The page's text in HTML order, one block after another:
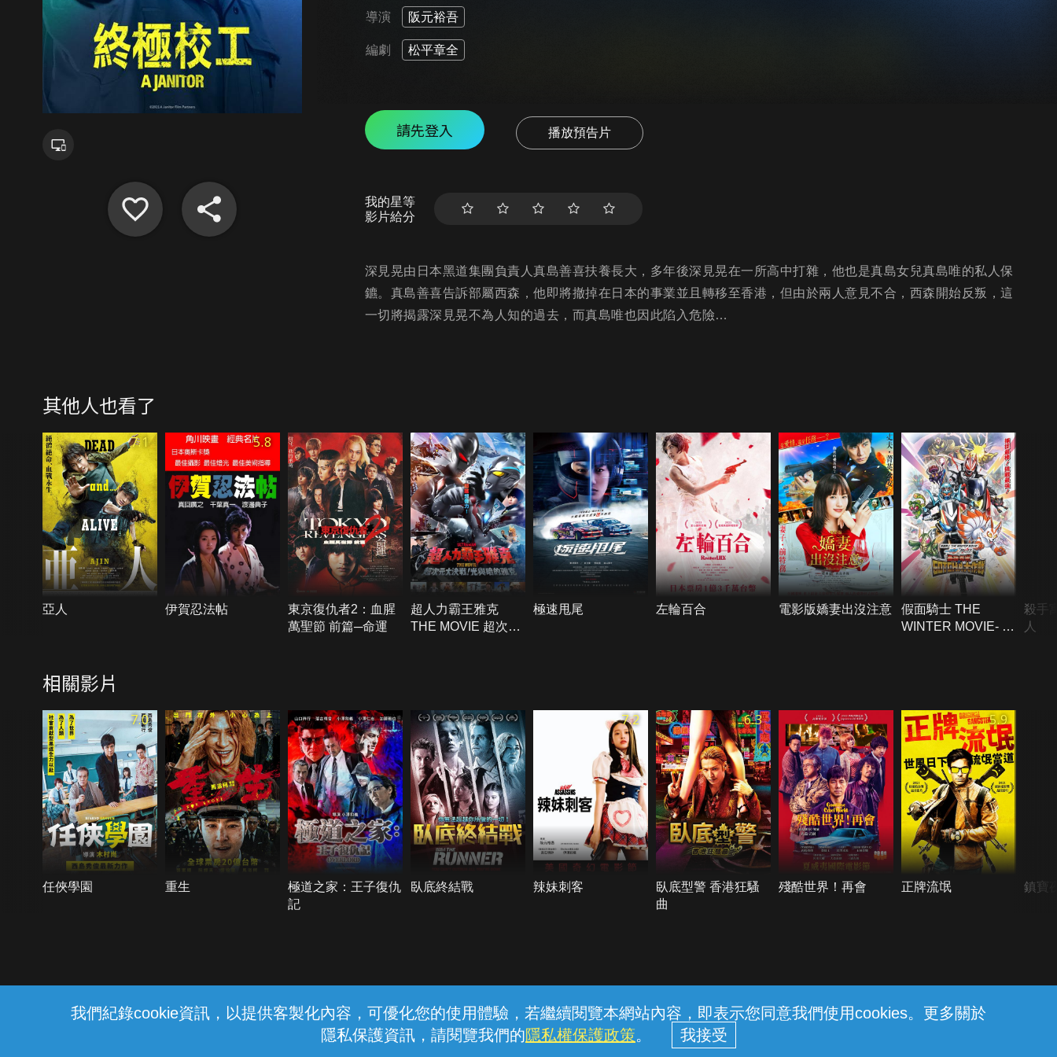
我們紀錄cookie資訊，以提供客製化內容，可優化您的使用體驗，若繼續閱覽本網站內容，即表示您同意我們使用cookies。更多關於
隱私保護資訊，請閱覽我們的隱私權保護政策。
導演 阪元裕吾
編劇 松平章全
請先登入 播放預告片
我的星等
影片給分
深見晃由日本黑道集團負責人真島善喜扶養長大，多年後深見晃在一所高中打雜，他也是真島女兒真島唯的私人保
鑣。真島善喜告訴部屬西森，他即將撤掉在日本的事業並且轉移至香港，但由於兩人意見不合，西森開始反叛，這
一切將揭露深見晃不為人知的過去，而真島唯也因此陷入危險…
其他人也看了
7.1
亞人
5.8
伊賀忍法帖
東京復仇者2：血腥
萬聖節 前篇─命運
超人力霸王雅克
THE MOVIE 超次元
極速甩尾 左輪百合 電影版嬌妻出沒注意
假面騎士 THE
WINTER MOVIE- 葛
殺手
人
相關影片
7.0
任俠學園 重生
極道之家：王子復仇
記
臥底終結戰
7.2
辣妹刺客
6.3
臥底型警 香港狂騷
曲
殘酷世界！再會
5.9
正牌流氓 鎮寶
線上客服 服務條款 隱私權保護
中華電信股份有限公司個人家庭分公司 (統一編號：96979949) © 2026